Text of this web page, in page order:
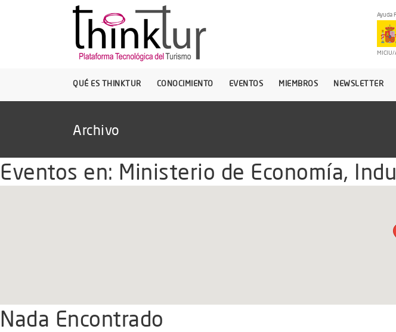
Ayuda
QUÉ ES THINKTUR CONOCIMIENTO EVENTOS MIEMBROS NEWSLETTER
Archivo
Eventos en: Ministerio de Economía,
Nada Encontrado